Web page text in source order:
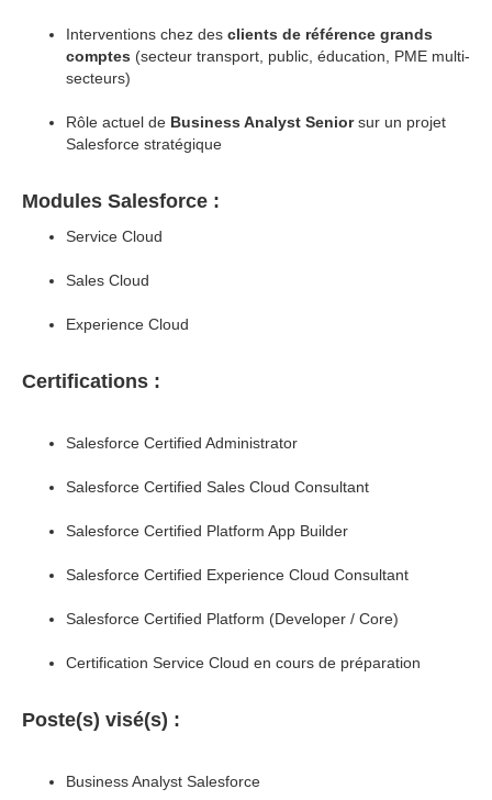
Interventions chez des clients de référence grands
comptes (secteur transport, public, éducation, PME multi-
secteurs)
Rôle actuel de Business Analyst Seniorsur un projet
Salesforce stratégique
Modules Salesforce :
Service Cloud
Sales Cloud
Experience Cloud
Certifications :
Salesforce Certified Administrator
Salesforce Certified Sales Cloud Consultant
Salesforce Certified Platform App Builder
Salesforce Certified Experience Cloud Consultant
Salesforce Certified Platform (Developer / Core)
Certification Service Cloud en cours de préparation
Poste(s) visé(s) :
Business Analyst Salesforce